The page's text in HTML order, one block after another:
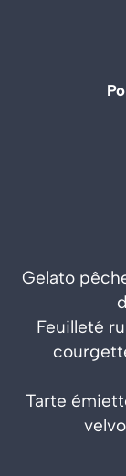
Gelato
Feuilleté
Tarte